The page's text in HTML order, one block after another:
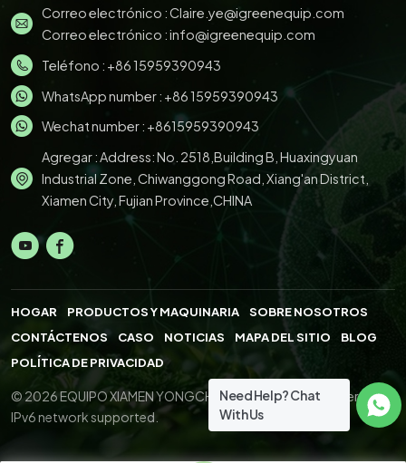
Correo electrónico :Claire.ye@igreenequip.com
Correo electrónico :info@igreenequip.com
Teléfono : +86 15959390943
WhatsApp number : +86 15959390943
Wechat number : +8615959390943
Agregar : Address: No. 2518,Building B, Huaxingyuan
Industrial Zone, Chiwanggong Road, Xiang'an District,
Xiamen City, Fujian Province,CHINA
HOGAR PRODUCTOS Y MAQUINARIA
SOBRE NOSOTROS
CONTÁCTENOS
CASO NOTICIAS MAPA DEL SITIO
BLOG
POLÍTICA DE PRIVACIDAD
© 2026 EQUIPO XIAMEN YONGCHENG.,LTD. All Right Reserved.
IPv6 network supported.
Need Help? Chat
With Us